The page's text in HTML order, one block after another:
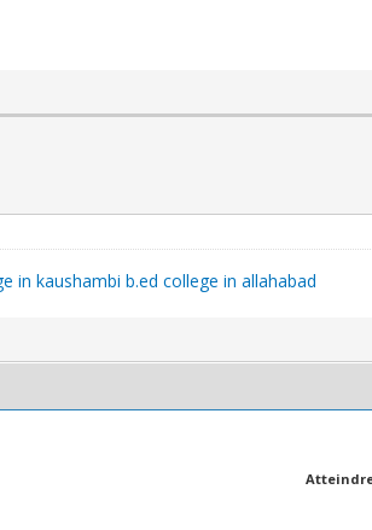
in kaushambi b.ed college in allahabad